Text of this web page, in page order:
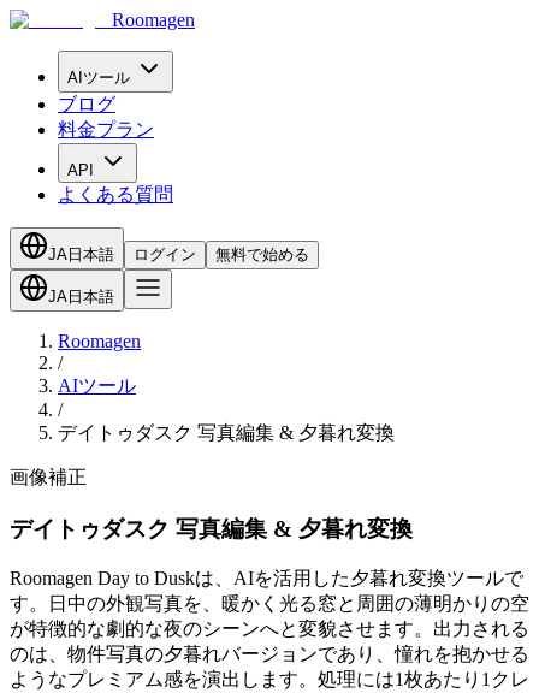
Roomagen
AIツール
ブログ
料金プラン
API
よくある質問
JA 日本語 ログイン 無料で始める
JA 日本語
Roomagen
/
AIツール
/
デイトゥダスク 写真編集 & 夕暮れ変換
画像補正
デイトゥダスク 写真編集 & 夕暮れ変換
Roomagen Day to Duskは、AIを活用した夕暮れ変換ツールで
す。日中の外観写真を、暖かく光る窓と周囲の薄明かりの空
が特徴的な劇的な夜のシーンへと変貌させます。出力される
のは、物件写真の夕暮れバージョンであり、憧れを抱かせる
ようなプレミアム感を演出します。処理には1枚あたり1クレ